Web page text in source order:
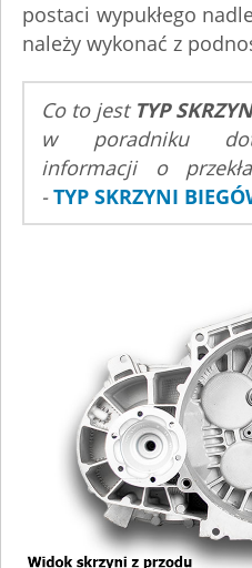
postaci wypukłego
należy wykonać z
Co to jest TYP
w poradniku
informacji o
-TYP SKRZYNI